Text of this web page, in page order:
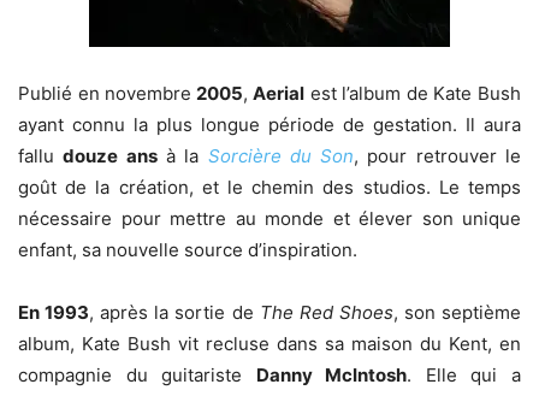
Publié en novembre 2005,Aerial est l’album de Kate Bush
ayant connu la plus longue période de gestation. Il aura
falludouze ansà la Sorcière du Son, pour retrouver le
goût de la création, et le chemin des studios. Le temps
nécessaire pour mettre au monde et élever son unique
enfant, sa nouvelle source d’inspiration.
En 1993, après la sortie de The Red Shoes, son septième
album, Kate Bush vit recluse dans sa maison du Kent, en
compagnie du guitariste Danny McIntosh. Elle qui a